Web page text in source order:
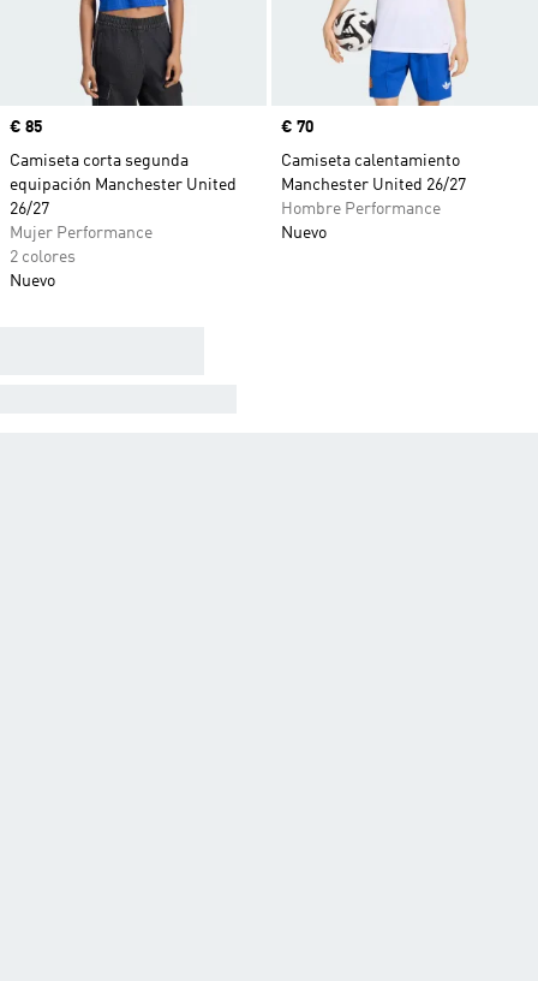
Precio
€ 85
Camiseta corta segunda
equipación Manchester United
26/27
Mujer Performance
2 colores
Nuevo
Precio
€ 70
Camiseta calentamiento
Manchester United 26/27
Hombre Performance
Nuevo